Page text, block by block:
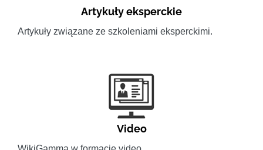
Artykuły eksperckie
Artykuły związane ze szkoleniami eksperckimi.
Video